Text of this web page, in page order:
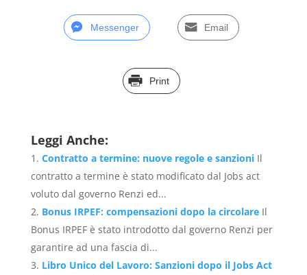
Messenger Email
Print
Leggi Anche:
Contratto a termine: nuove regole e sanzioni Il
contratto a termine è stato modificato dal Jobs act
voluto dal governo Renzi ed...
Bonus IRPEF: compensazioni dopo la circolare Il
Bonus IRPEF è stato introdotto dal governo Renzi per
garantire ad una fascia di...
Libro Unico del Lavoro: Sanzioni dopo il Jobs Act